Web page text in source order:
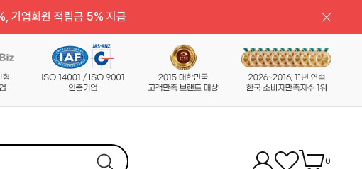
기업회원 적립금 5% 지급
0